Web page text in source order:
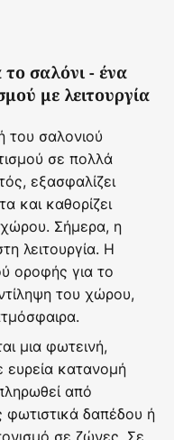
σαλόνι - ένα
με λειτουργία
του σαλονιού
σε πολλά
εξασφαλίζει
και καθορίζει
Σήμερα, η
λειτουργία. Η
οροφής για το
του χώρου,
μια φωτεινή,
κατανομή
από
δαπέδου ή